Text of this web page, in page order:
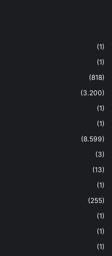
(1)
(1)
(818)
(3.200)
(1)
(1)
(8.599)
(3)
(13)
(1)
(255)
(1)
(1)
(1)